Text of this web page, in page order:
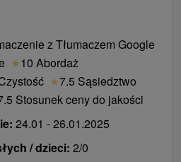
z Tłumaczem Google
★10 Abordaż
★7.5 Sąsiedztwo
Stosunek ceny do jakości
24.01 - 26.01.2025
/ dzieci: 2/0